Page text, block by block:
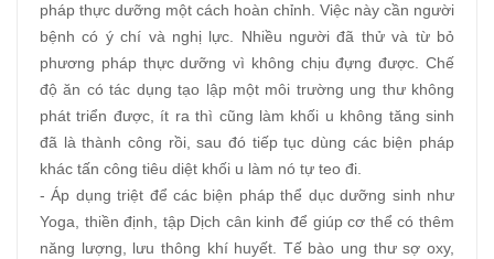
pháp thực dưỡng một cách hoàn chỉnh. Việc này cần người
bệnh có ý chí và nghị lực. Nhiều người đã thử và từ bỏ
phương pháp thực dưỡng vì không chịu đựng được. Chế
độ ăn có tác dụng tạo lập một môi trường ung thư không
phát triển được, ít ra thì cũng làm khối u không tăng sinh
đã là thành công rồi, sau đó tiếp tục dùng các biện pháp
khác tấn công tiêu diệt khối u làm nó tự teo đi.
- Áp dụng triệt để các biện pháp thể dục dưỡng sinh như
Yoga, thiền định, tập Dịch cân kinh để giúp cơ thể có thêm
năng lượng, lưu thông khí huyết. Tế bào ung thư sợ oxy,